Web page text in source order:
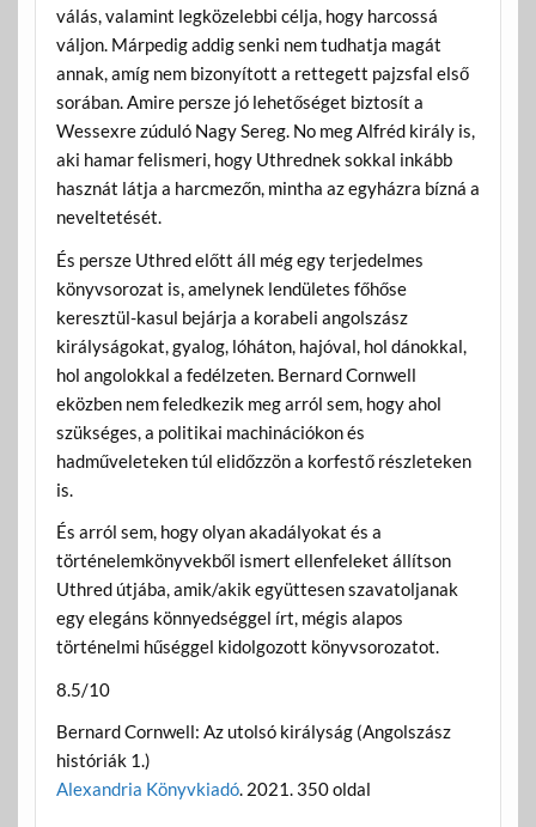
válás, valamint legközelebbi célja, hogy harcossá
váljon. Márpedig addig senki nem tudhatja magát
annak, amíg nem bizonyított a rettegett pajzsfal első
sorában. Amire persze jó lehetőséget biztosít a
Wessexre zúduló Nagy Sereg. No meg Alfréd király is,
aki hamar felismeri, hogy Uthrednek sokkal inkább
hasznát látja a harcmezőn, mintha az egyházra bízná a
neveltetését.
És persze Uthred előtt áll még egy terjedelmes
könyvsorozat is, amelynek lendületes főhőse
keresztül-kasul bejárja a korabeli angolszász
királyságokat, gyalog, lóháton, hajóval, hol dánokkal,
hol angolokkal a fedélzeten. Bernard Cornwell
eközben nem feledkezik meg arról sem, hogy ahol
szükséges, a politikai machinációkon és
hadműveleteken túl elidőzzön a korfestő részleteken
is.
És arról sem, hogy olyan akadályokat és a
történelemkönyvekből ismert ellenfeleket állítson
Uthred útjába, amik/akik együttesen szavatoljanak
egy elegáns könnyedséggel írt, mégis alapos
történelmi hűséggel kidolgozott könyvsorozatot.
8.5/10
Bernard Cornwell: Az utolsó királyság (Angolszász
históriák 1.)
Alexandria Könyvkiadó. 2021. 350 oldal